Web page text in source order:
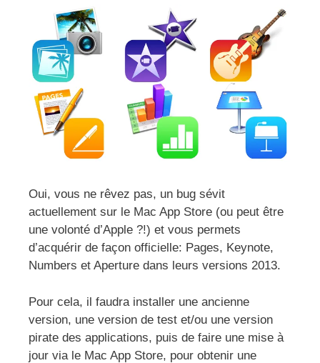
Oui, vous ne rêvez pas, un bug sévit
actuellement sur le Mac App Store (ou peut être
une volonté d’Apple ?!) et vous permets
d’acquérir de façon officielle: Pages, Keynote,
Numbers et Aperture dans leurs versions 2013.
Pour cela, il faudra installer une ancienne
version, une version de test et/ou une version
pirate des applications, puis de faire une mise à
jour via le Mac App Store, pour obtenir une